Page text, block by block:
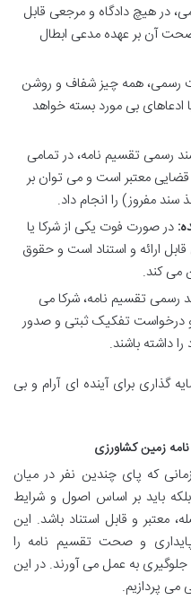
در هیچ دادگاه و مرجعی قابل
صحت آن بر عهده مدعی ابطال
رسمی، همه چیز شفاف و روشن
ادعاهای بی مورد بسته خواهد
رسمی تقسیم نامه، در تمامی
قضایی معتبر است و می توان بر
مفروز) را انجام داد.
در صورت فوت یکی از شرکا یا
ارائه و استناد است و حقوق
می کند.
رسمی تقسیم نامه، شرکا می
و درخواست تفکیک ثبتی و صدور
داشته باشند.
گذاری برای آینده ای آرام و بی
زمین کشاورزی
که پای چندین نفر در میان
باید بر اساس اصول و شرایط
معتبر و قابل استناد باشد. این
و صحت تقسیم نامه را
به عمل می آورند. در این
پردازیم.